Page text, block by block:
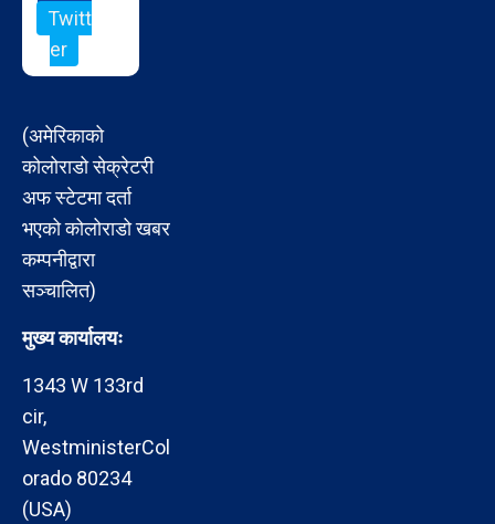
Twitt
er
(अमेरिकाको
कोलोराडो सेक्रेटरी
अफ स्टेटमा दर्ता
भएको कोलोराडो खबर
कम्पनीद्वारा
सञ्चालित)
मुख्य कार्यालयः
1343 W 133rd
cir,
WestministerCol
orado 80234
(USA)